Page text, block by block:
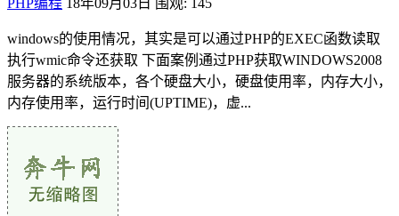
PHP编程 18年09月03日 围观: 145
windows的使用情况，其实是可以通过PHP的EXEC函数读取
执行wmic命令还获取 下面案例通过PHP获取WINDOWS2008
服务器的系统版本，各个硬盘大小，硬盘使用率，内存大小，
内存使用率，运行时间(UPTIME)，虚...